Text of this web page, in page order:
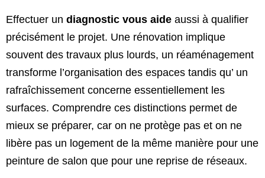
Effectuer un diagnostic vous aide aussi à qualifier
précisément le projet. Une rénovation implique
souvent des travaux plus lourds, un réaménagement
transforme l’organisation des espaces tandis qu’ un
rafraîchissement concerne essentiellement les
surfaces. Comprendre ces distinctions permet de
mieux se préparer, car on ne protège pas et on ne
libère pas un logement de la même manière pour une
peinture de salon que pour une reprise de réseaux.